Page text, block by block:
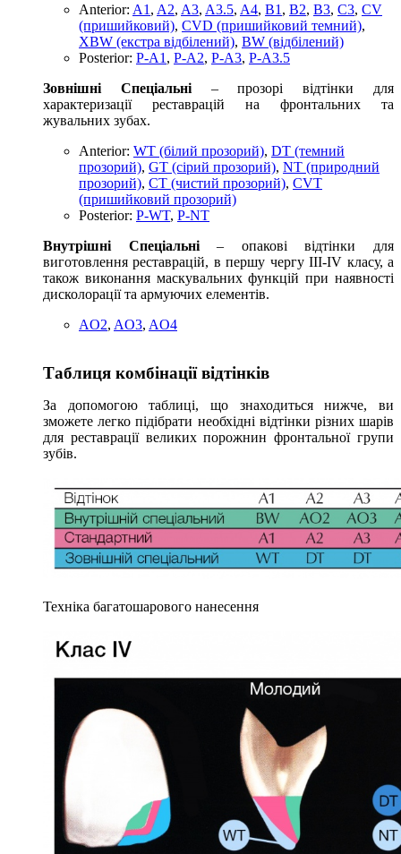
Anterior: A1 , A2, A3, A3.5, A4, B1 , B2, B3, C3, CV
(пришийковий), CVD (пришийковий темний),
XBW (екстра відбілений), BW (відбілений)
Posterior: P-A1 , P-A2, P-A3, P-A3.5
Зовнішні Спеціальні– прозорі відтінки для
характеризації реставрацій на фронтальних та
жувальних зубах.
Anterior: WT (білий прозорий), DT (темний
прозорий), GT (сірий прозорий), NT (природний
прозорий), CT (чистий прозорий), CVT
(пришийковий прозорий)
Posterior: P-WT, P-NT
Внутрішні Спеціальні– опакові відтінки для
виготовлення реставрацій, в першу чергу III-IV класу, а
також виконання маскувальних функцій при наявності
дисколорації та армуючих елементів.
AO2, AO3, AO4
Таблиця комбінації відтінків
За допомогою таблиці, що знаходиться нижче, ви
зможете легко підібрати необхідні відтінки різних шарів
для реставрації великих порожнин фронтальної групи
зубів.
Техніка багатошарового нанесення